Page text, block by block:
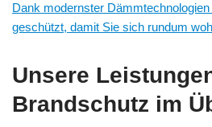
Dank modernster
geschützt, damit Sie sich rundum
Unsere
Brandschutz im